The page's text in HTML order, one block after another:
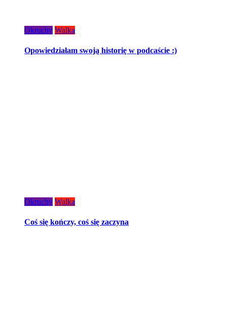
Okruchy Walka
Opowiedziałam swoją historię w podcaście :)
Okruchy Walka
Coś się kończy, coś się zaczyna